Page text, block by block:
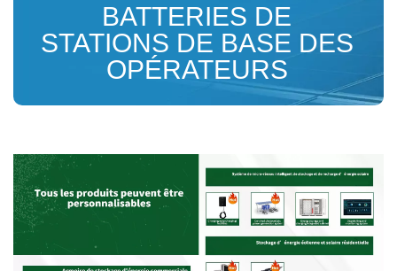
BATTERIES DE
STATIONS DE BASE DES
OPÉRATEURS